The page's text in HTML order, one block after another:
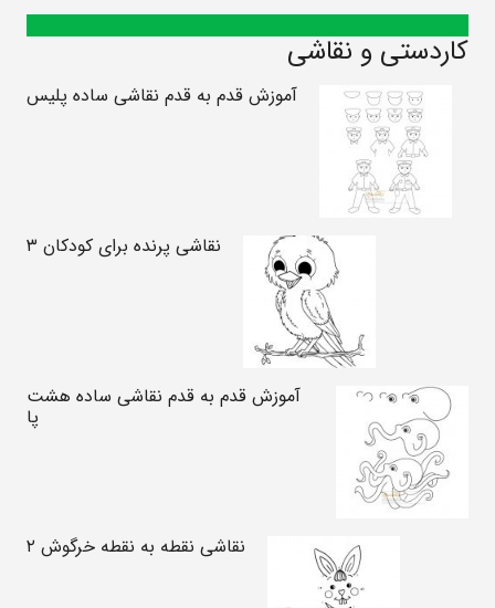
کاردستی و نقاشی
آموزش قدم به قدم نقاشی ساده پلیس
نقاشی پرنده برای کودکان ۳
آموزش قدم به قدم نقاشی ساده هشت
پا
نقاشی نقطه به نقطه خرگوش ۲